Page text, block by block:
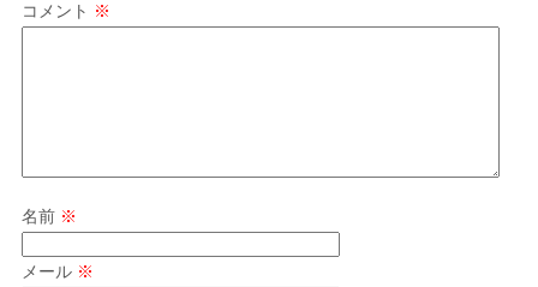
コメント ※
名前 ※
メール ※